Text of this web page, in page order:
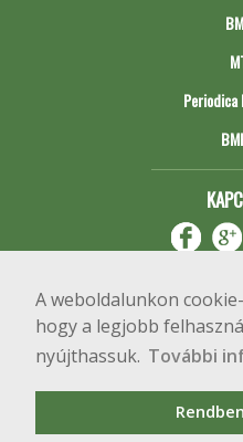
A weboldalunkon
hogy a legjobb
nyújthassuk. További
Periodica
Copyright © 2020
1111 Budapest,